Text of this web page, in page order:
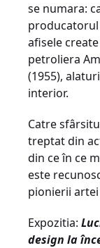
se numara:
producatorul
afisele
petroliera
(1955),
interior.
Catre
treptat din
din ce în ce
este
pionierii artei
Expozitia:
design la